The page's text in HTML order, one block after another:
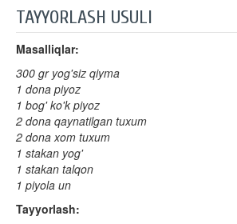
TAYYORLASH USULI
Masalliqlar:
300 gr yog'siz qiyma
1 dona piyoz
1 bog' ko'k piyoz
2 dona qaynatilgan tuxum
2 dona xom tuxum
1 stakan yog'
1 stakan talqon
1 piyola un
Tayyorlash: